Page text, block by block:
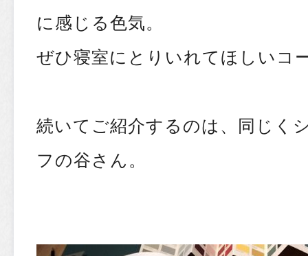
に感じる色気。
ぜひ寝室にとりいれてほしいコ
続いてご紹介するのは、同じく
フの谷さん。